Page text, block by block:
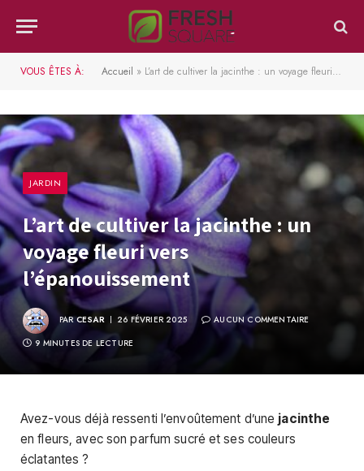
VOUS ÊTES À: Accueil » L’art de cultiver la jacinthe : un voyage fleuri vers l’épanouissement
JARDIN
L’art de cultiver la jacinthe : un
voyage fleuri vers
l’épanouissement
PAR CESAR 26 FÉVRIER 2025
AUCUN COMMENTAIRE
9 MINUTES DE LECTURE
Avez-vous déjà ressenti l’envoûtement d’une jacinthe
en fleurs, avec son parfum sucré et ses couleurs
éclatantes ?